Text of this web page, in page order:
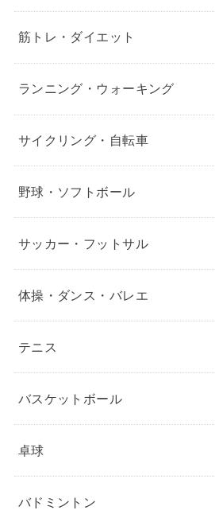
筋トレ・ダイエット
ランニング・ウォーキング
サイクリング・自転車
野球・ソフトボール
サッカー・フットサル
体操・ダンス・バレエ
テニス
バスケットボール
卓球
バドミントン